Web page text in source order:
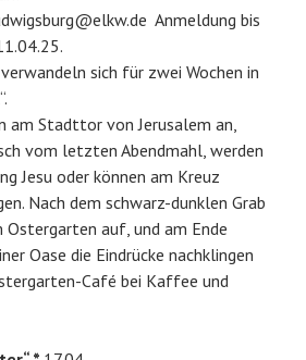
Anmeldung bis
sich für zwei Wochen in
am Stadttor von Jerusalem an,
vom letzten Abendmahl, werden
Jesu oder können am Kreuz
Nach dem schwarz-dunklen Grab
auf, und am Ende
Oase die Eindrücke nachklingen
Café bei Kaffee und